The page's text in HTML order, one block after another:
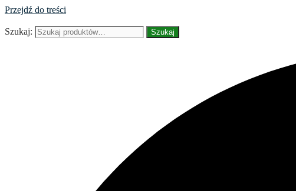
Przejdź do treści
Szukaj: Szukaj